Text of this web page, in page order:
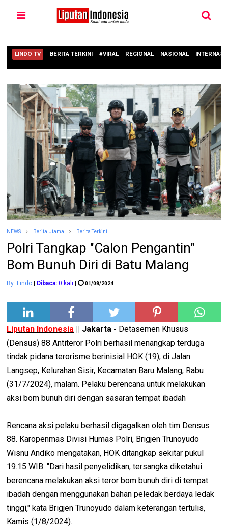
LINDO TV BERITA TERKINI #VIRAL REGIONAL NASIONAL
NEWS Berita Utama Berita Terkini
Polri Tangkap "Calon Pengantin"
Bom Bunuh Diri di Batu Malang
By: Lindo | Dibaca: 0 kali | 01/08/2024
Liputan Indonesia || Jakarta - Detasemen Khusus
(Densus) 88 Antiteror Polri berhasil menangkap terduga
tindak pidana terorisme berinisial HOK (19), di Jalan
Langsep, Kelurahan Sisir, Kecamatan Baru Malang, Rabu
(31/7/2024), malam. Pelaku berencana untuk melakukan
aksi bom bunuh diri dengan sasaran tempat ibadah
Rencana aksi pelaku berhasil digagalkan oleh tim Densus
88. Karopenmas Divisi Humas Polri, Brigjen Trunoyudo
Wisnu Andiko mengatakan, HOK ditangkap sekitar pukul
19.15 WIB. "Dari hasil penyelidikan, tersangka diketahui
berencana melakukan aksi teror bom bunuh diri di tempat
ibadah dengan menggunakan bahan peledak berdaya ledak
tinggi," kata Brigjen Trunoyudo dalam keterangan tertulis,
Kamis (1/8/2024).